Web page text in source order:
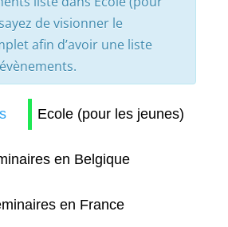
de visionner le
afin d’avoir une liste
Ecole (pour les jeunes)
en Belgique
en France